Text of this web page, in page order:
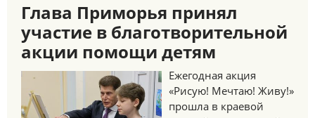
Глава Приморья принял
участие в благотворительной
акции помощи детям
Ежегодная акция
«Рисую! Мечтаю! Живу!»
прошла в краевой